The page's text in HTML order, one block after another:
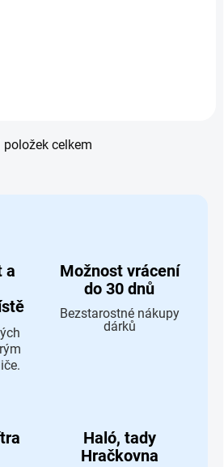
Ovládací prvky výpisu
položek celkem
a
Možnost vrácení
do 30 dnů
Bezstarostné nákupy
dárků
Haló, tady
Hračkovna